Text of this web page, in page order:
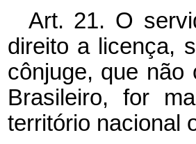
Art. 21. O
direito a licença,
cônjuge, que não
Brasileiro, for
território nacional